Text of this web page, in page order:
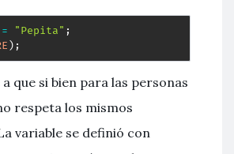
= "Pepita" ;
) ;
a que si bien para las personas
respeta los mismos
variable se definió con